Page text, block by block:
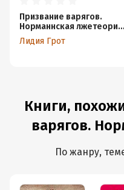
Призвание варягов.
Норманнская лжетеория
и правда о князе Рюрике
Лидия Грот
Книги,
варягов.
По жанру,